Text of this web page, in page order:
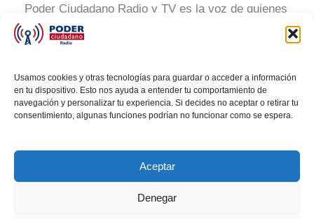
Usamos cookies y otras tecnologías para guardar o acceder a información
en tu dispositivo. Esto nos ayuda a entender tu comportamiento de
navegación y personalizar tu experiencia. Si decides no aceptar o retirar tu
consentimiento, algunas funciones podrían no funcionar como se espera.
Aceptar
Denegar
Poder Ciudadano Radio y TV es la voz de quienes
buscan un México informado y participativo.
Nuestro compromiso es conectar con la
transformación social a través de noticias claras,
veraces y al alcance de todos.